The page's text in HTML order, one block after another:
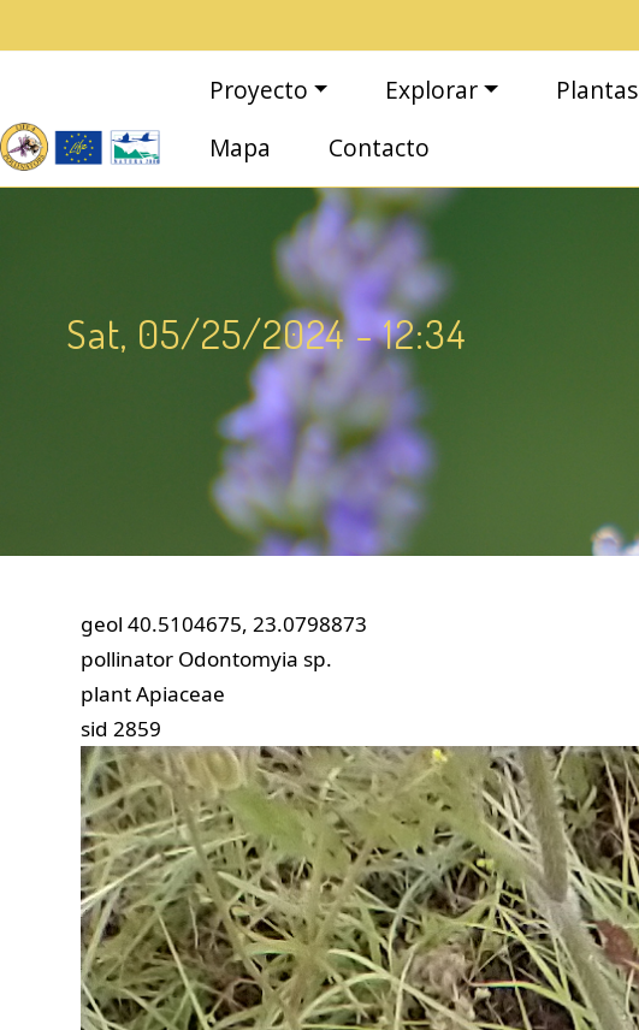
Navegación principal
Proyecto Explorar Plantas
Mapa
Contacto
Sat, 05/25/2024 - 12:34
geol 40.5104675, 23.0798873
pollinator Odontomyia sp.
plantApiaceae
sid 2859